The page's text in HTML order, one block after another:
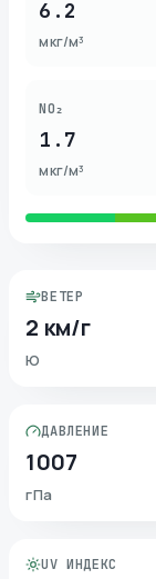
6.2
мкг/м³
NO₂
1.7
мкг/м³
ВЕТЕР
2 км/г
Ю
ДАВЛЕНИЕ
1007
гПа
UV ИНДЕКС